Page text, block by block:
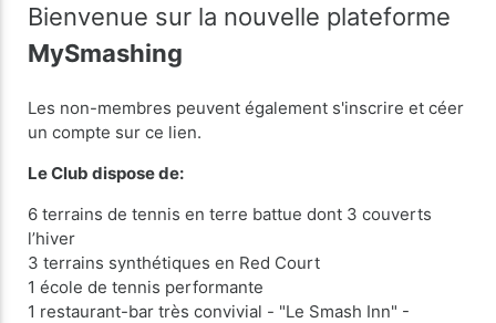
Bienvenue sur la nouvelle plateforme
MySmashing
Les non-membres peuvent également s'inscrire et céer
un compte sur ce lien.
Le Club dispose de:
6 terrains de tennis en terre battue dont 3 couverts
l’hiver
3 terrains synthétiques en Red Court
1 école de tennis performante
1 restaurant-bar très convivial - "Le Smash Inn" -